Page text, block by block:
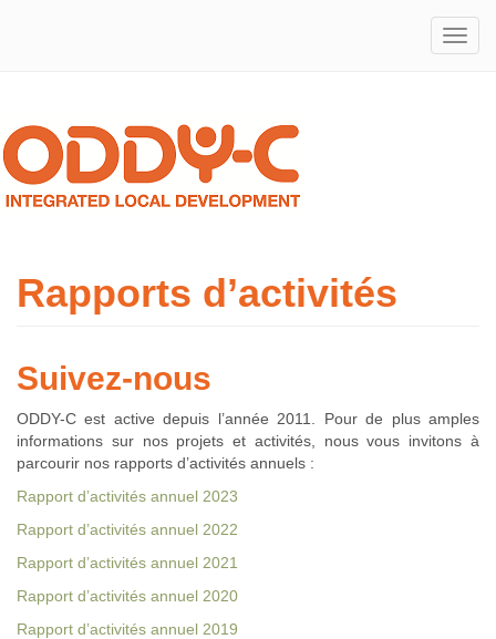
ODDY-
Local
Development
Rapports d’activités
Suivez-nous
ODDY-C est active depuis l’année 2011. Pour de plus amples
informations sur nos projets et activités, nous vous invitons à
parcourir nos rapports d’activités annuels :
Rapport d’activités annuel 2023
Rapport d’activités annuel 2022
Rapport d’activités annuel 2021
Rapport d’activités annuel 2020
Rapport d’activités annuel 2019